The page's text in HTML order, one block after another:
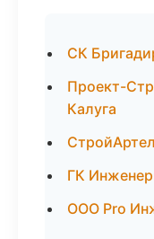
СК
Проект-
Калуга
ГК
ООО Pro